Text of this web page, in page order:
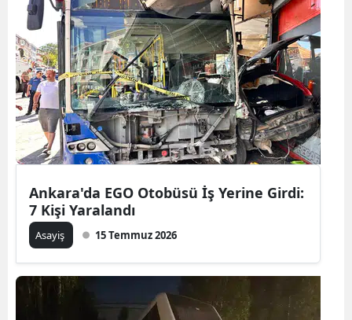
Ankara'da EGO Otobüsü İş Yerine Girdi:
7 Kişi Yaralandı
Asayiş 15 Temmuz 2026